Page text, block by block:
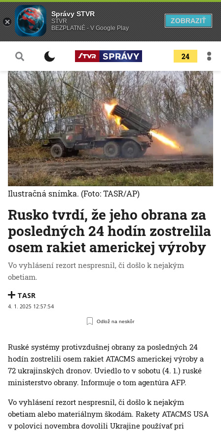
24
Rusko tvrdí, že jeho obrana za
posledných 24 hodín zostrelila
osem rakiet americkej výroby
Vo vyhlásení rezort nespresnil, či došlo k nejakým
obetiam.
TASR
4. 1. 2025 12:57:54
Odlož na neskôr
Ilustračná snímka. (Foto: TASR/AP)
Ruské systémy protivzdušnej obrany za posledných 24
hodín zostrelili osem rakiet ATACMS americkej výroby a
72 ukrajinských dronov. Uviedlo to v sobotu (4. 1.) ruské
ministerstvo obrany. Informuje o tom agentúra AFP.
Vo vyhlásení rezort nespresnil, či došlo k nejakým
obetiam alebo materiálnym škodám. Rakety ATACMS USA
v polovici novembra dovolili Ukrajine používať pri
Správy STVR
STVR
BEZPLATNÉ - V Google Play
ZOBRAZIŤ